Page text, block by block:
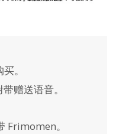
。
赠送语音。
Frimomen。